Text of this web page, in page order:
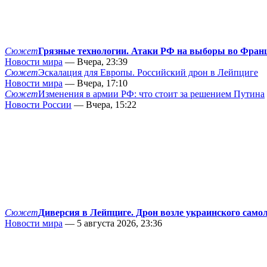
СюжетГрязные технологии. Атаки РФ на выборы во
Новости мира — Вчера, 23:39
СюжетЭскалация для Европы. Российский дрон в Лейпциге
Новости мира — Вчера, 17:10
СюжетИзменения в армии РФ: что стоит за решением Путина
Новости России — Вчера, 15:22
СюжетДиверсия в Лейпциге. Дрон возле украинского
Новости мира — 5 августа 2026, 23:36